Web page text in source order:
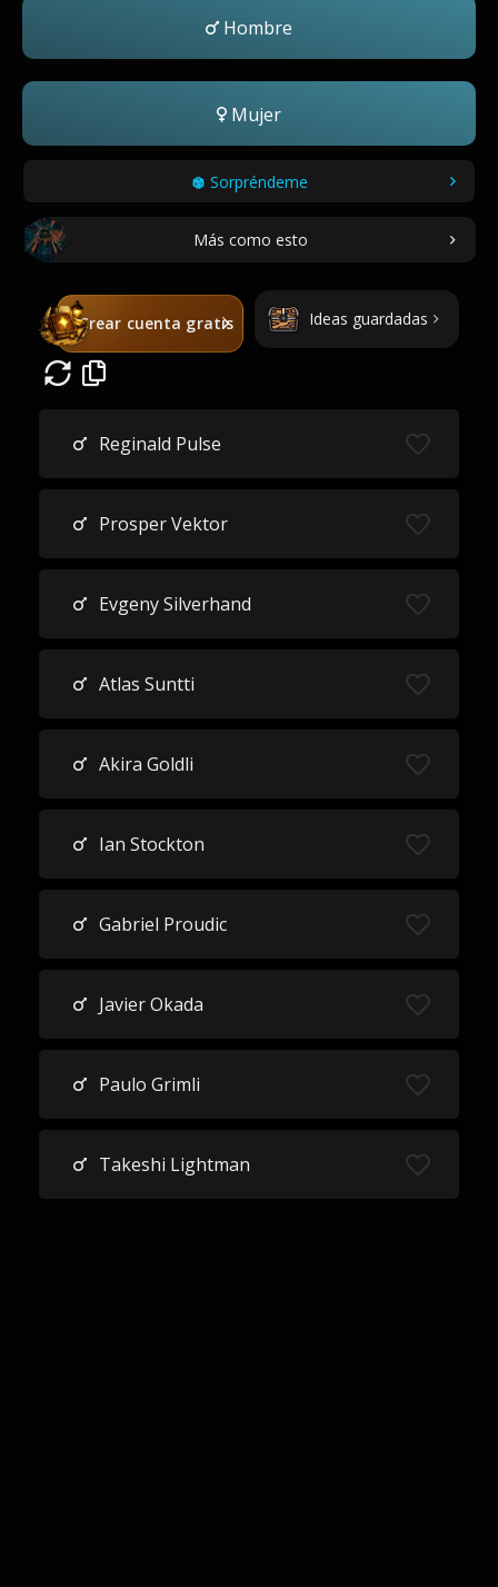
Hombre
Mujer
Sorpréndeme
Más como esto
Crear cuenta gratis Ideas guardadas
Reginald Pulse
Prosper Vektor
Evgeny Silverhand
Atlas Suntti
Akira Goldli
Ian Stockton
Gabriel Proudic
Javier Okada
Paulo Grimli
Takeshi Lightman